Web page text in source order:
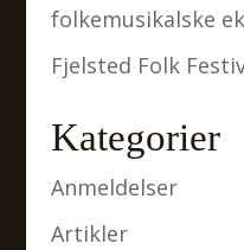
folkemusikalske
Fjelsted Folk
Kategorier
Anmeldelser
Artikler